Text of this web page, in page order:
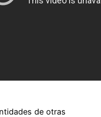
de otras